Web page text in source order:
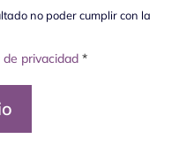
no poder cumplir con la
de privacidad *